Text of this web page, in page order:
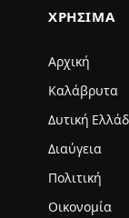
ΧΡΉΣΙΜΑ
Αρχική
Καλάβρυτα
Δυτική
Διαύγεια
Πολιτική
Οικονομία